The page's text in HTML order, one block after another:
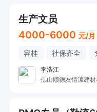
生产文员
4000-6000 元/月
容桂 社保齐全
李浩江
佛山顺德友情漆建材